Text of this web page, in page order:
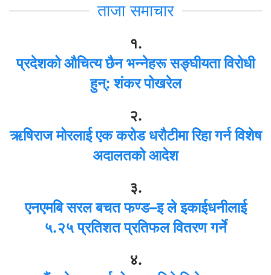
ताजा समाचार
१.
प्रदेशको औचित्य छैन भन्नेहरू सङ्घीयता विरोधी
हुन्: शंकर पोखरेल
२.
ऋषिराज मोरलाई एक करोड धरौटीमा रिहा गर्न विशेष
अदालतको आदेश
३.
एनएमबि सरल बचत फण्ड–इ ले इकाईधनीलाई
५.२५ प्रतिशत प्रतिफल वितरण गर्ने
४.